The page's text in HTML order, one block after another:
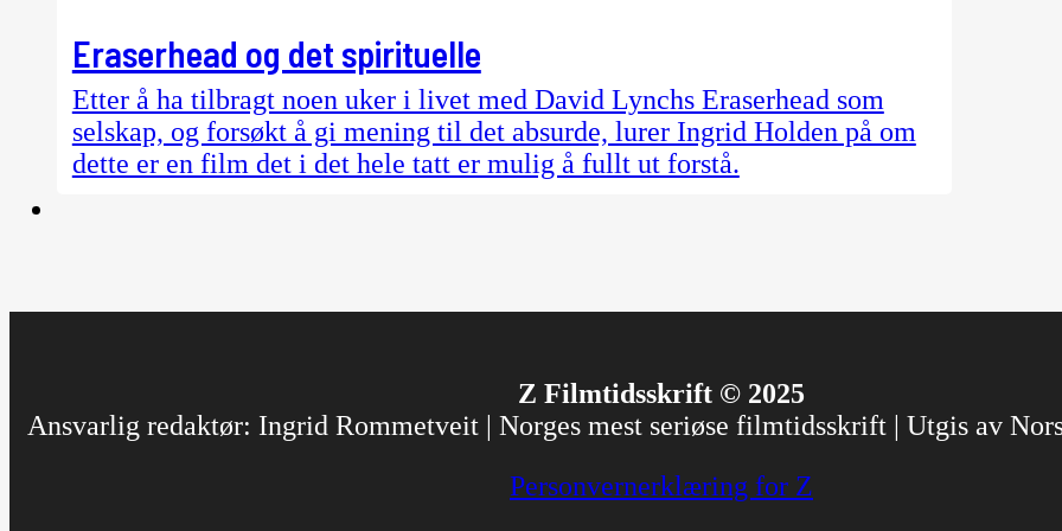
Eraserhead og det spirituelle
Etter å ha tilbragt noen uker i livet med David Lynchs Eraserhead som
selskap, og forsøkt å gi mening til det absurde, lurer Ingrid Holden på om
dette er en film det i det hele tatt er mulig å fullt ut forstå.
Z Filmtidsskrift © 2025
Ansvarlig redaktør: Ingrid Rommetveit | Norges mest seriøse filmtidsskrift | Utgis av
Personvernerklæring for Z